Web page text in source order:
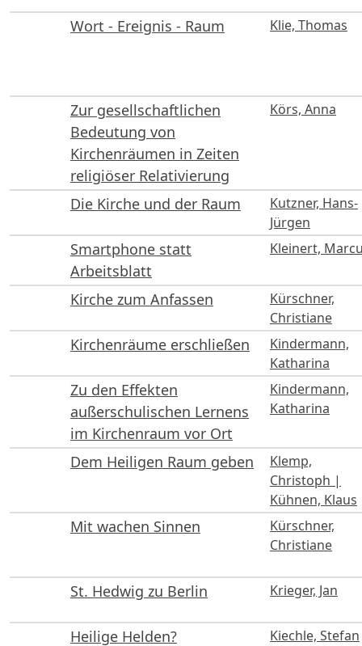
Wort - Ereignis - Raum Klie, Thomas
Zur gesellschaftlichen
Bedeutung von
Kirchenräumen in Zeiten
religiöser Relativierung
Körs, Anna
Die Kirche und der Raum
Kutzner, Hans-
Jürgen
Smartphone statt
Arbeitsblatt
Kleinert,
Kirche zum Anfassen
Kürschner,
Christiane
Kirchenräume erschließen
Kindermann,
Katharina
Zu den Effekten
außerschulischen Lernens
im Kirchenraum vor Ort
Kindermann,
Katharina
Dem Heiligen Raum geben
Klemp,
Christoph |
Kühnen, Klaus
Mit wachen Sinnen
Kürschner,
Christiane
St. Hedwig zu Berlin Krieger, Jan
Heilige Helden? Kiechle, Stefan